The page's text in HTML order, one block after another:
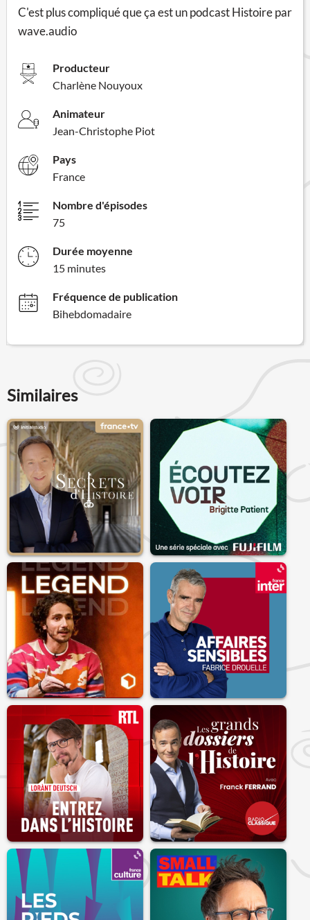
C'est plus compliqué que ça est un podcast Histoire par
wave.audio
Producteur
Charlène Nouyoux
Animateur
Jean-Christophe Piot
Pays
France
Nombre d'épisodes
75
Durée moyenne
15 minutes
Fréquence de publication
Bihebdomadaire
Similaires